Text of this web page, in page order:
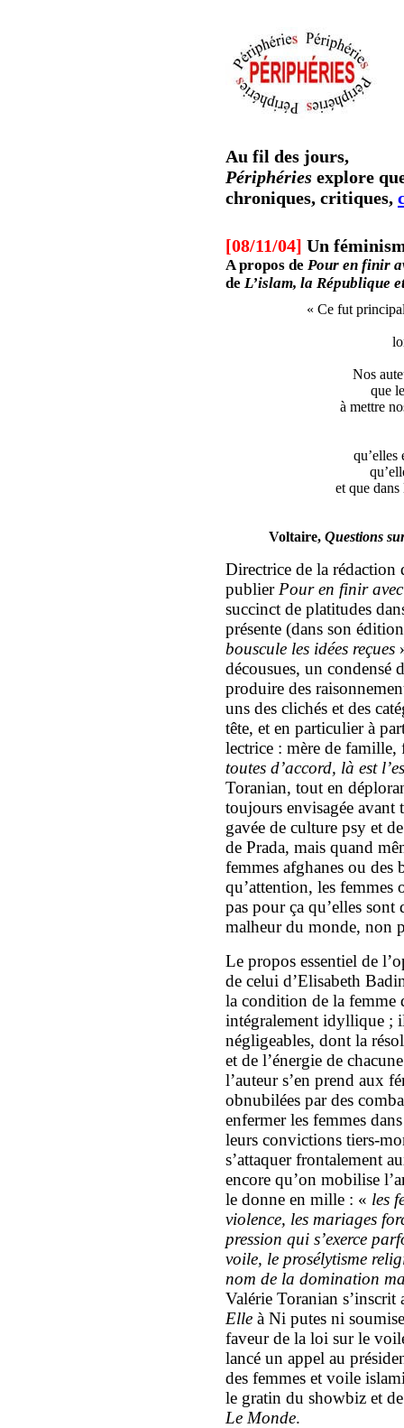
Au fil des jours,
Périphéries explore
chroniques, critiques,
[08/11/04] Un
A propos de Pour en finir
de L’islam, la République
« Ce fut
Nos
que
à mettre
qu’elles
et que dans
Voltaire, Questions
Directrice de la rédaction
publier Pour en finir
succinct de platitudes
présente (dans son
bouscule les idées reçues
décousues, un condensé
produire des
uns des clichés et des
tête, et en particulier à
lectrice : mère de
toutes d’accord, là est
Toranian, tout en
toujours envisagée
gavée de culture psy et
de Prada, mais quand
femmes afghanes ou des
qu’attention, les femmes
pas pour ça qu’elles sont
malheur du monde, non
Le propos essentiel de
de celui d’Elisabeth
la condition de la femme
intégralement idyllique ;
négligeables, dont la
et de l’énergie de
l’auteur s’en prend aux
obnubilées par des
enfermer les femmes
leurs convictions tiers-
s’attaquer frontalement
encore qu’on mobilise
le donne en mille : « les
violence, les mariages
pression qui s’exerce
voile, le prosélytisme
nom de la domination
Valérie Toranian
Elle à Ni putes ni
faveur de la loi sur le
lancé un appel au
des femmes et voile
le gratin du showbiz et
Le Monde.